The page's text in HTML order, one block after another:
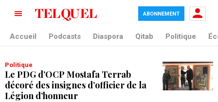
tag blade
ABONNEMENT
Accueil Podcasts Diaspora Qitab Politique
Politique
Le PDG d’OCP Mostafa Terrab
décoré des insignes d’officier de la
Légion d’honneur